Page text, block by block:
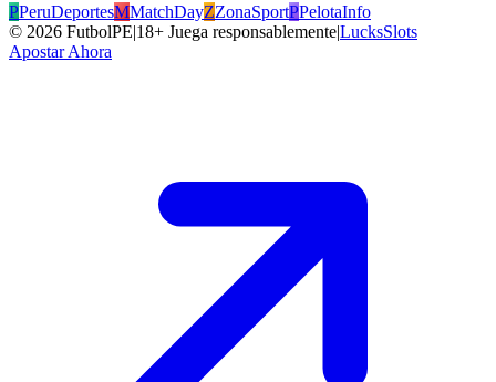
PPeruDeportesMMatchDayZZonaSportPPelotaInfo
© 2026 FutbolPE|18+ Juega responsablemente|LucksSlots
Apostar Ahora